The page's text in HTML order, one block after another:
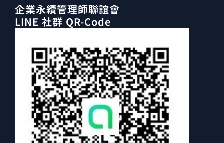
企業永續管理師聯誼會
LINE 社群 QR-Code